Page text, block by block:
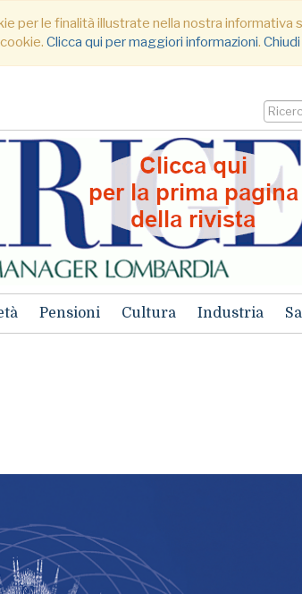
per le finalità illustrate nella nostra informativa
Clicca qui per maggiori informazioni.
Pensioni Cultura Industria